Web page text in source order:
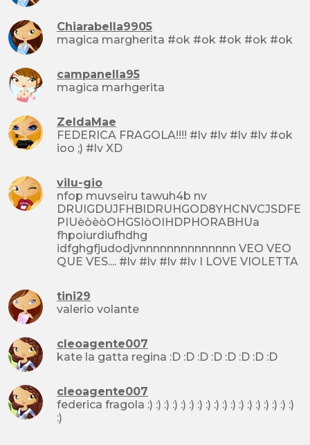
Chiarabella9905
magica margherita #ok #ok #ok #ok #ok
campanella95
magica marhgerita
ZeldaMae
FEDERICA FRAGOLA!!!! #lv #lv #lv #lv #ok
ioo ;) #lv XD
vilu-gio
nfop muvseiru tawuh4b nv
DRUIGDUJFHBIDRUHGOD8YHCNVCJSDFE
PIUèòèòOHGSIòOIHDPHORABHUa
fhpoiurdiufhdhg
idfghgfjudodjvnnnnnnnnnnnnnn VEO VEO
QUE VES.... #lv #lv #lv #lv I LOVE VIOLETTA
tini29
valerio volante
cleoagente007
kate la gatta regina :D :D :D :D :D :D :D :D
cleoagente007
federica fragola :) :) :) :) :) :) :) :) :) :) :) :) :) :) :) :) :) :)
:)